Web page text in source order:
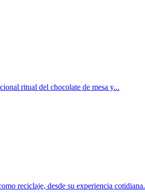
ritual del chocolate de mesa y...
reciclaje, desde su experiencia cotidiana.